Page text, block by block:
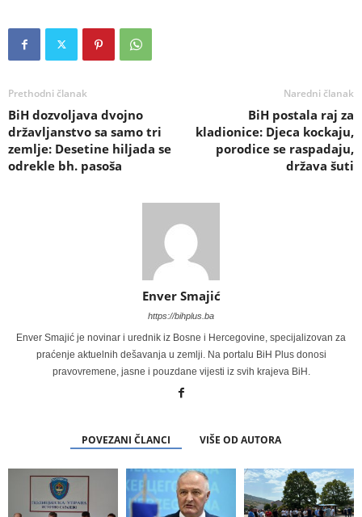
Prethodni članak
BiH dozvoljava dvojno
državljanstvo sa samo tri
zemlje: Desetine hiljada se
odrekle bh. pasoša
Naredni članak
BiH postala raj za
kladionice: Djeca kockaju,
porodice se raspadaju,
država šuti
Enver Smajić
https://bihplus.ba
Enver Smajić je novinar i urednik iz Bosne i Hercegovine, specijalizovan za
praćenje aktuelnih dešavanja u zemlji. Na portalu BiH Plus donosi
pravovremene, jasne i pouzdane vijesti iz svih krajeva BiH.
POVEZANI ČLANCI VIŠE OD AUTORA